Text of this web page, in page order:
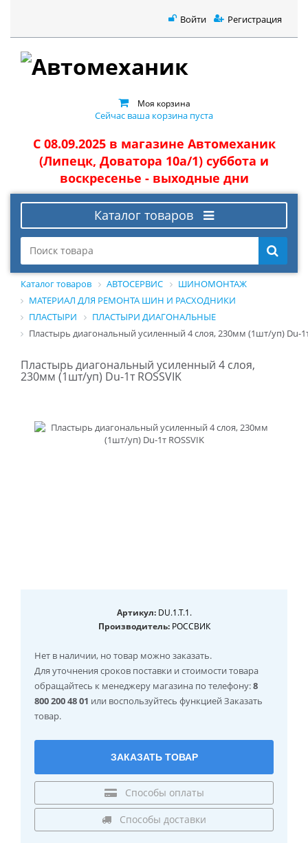
Войти Регистрация
Моя корзина
Сейчас ваша корзина пуста
С 08.09.2025 в магазине Автомеханик
(Липецк, Доватора 10а/1) суббота и
воскресенье - выходные дни
Каталог товаров
Каталог товаров АВТОСЕРВИС
ШИНОМОНТАЖ
МАТЕРИАЛ ДЛЯ РЕМОНТА ШИН И РАСХОДНИКИ
ПЛАСТЫРИ
ПЛАСТЫРИ ДИАГОНАЛЬНЫЕ
Пластырь диагональный усиленный 4 слоя, 230мм (1шт/уп) Du-1т
Пластырь диагональный усиленный 4 слоя,
230мм (1шт/уп) Du-1т ROSSVIK
Артикул:DU.1.T.1.
Производитель:РОССВИК
Нет в наличии, но товар можно заказать.
Для уточнения сроков поставки и стоимости товара
обращайтесь к менеджеру магазина по телефону:8
800 200 48 01 или воспользуйтесь функцией Заказать
товар.
ЗАКАЗАТЬ ТОВАР
Способы оплаты
Способы доставки